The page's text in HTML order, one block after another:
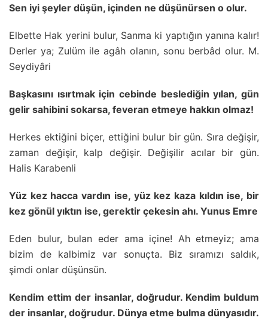
Sen iyi şeyler düşün, içinden ne düşünürsen o olur.
Elbette Hak yerini bulur, Sanma ki yaptığın yanına kalır!
Derler ya; Zulüm ile agâh olanın, sonu berbâd olur. M.
Seydiyâri
Başkasını ısırtmak için cebinde beslediğin yılan, gün
gelir sahibini sokarsa, feveran etmeye hakkın olmaz!
Herkes ektiğini biçer, ettiğini bulur bir gün. Sıra değişir,
zaman değişir, kalp değişir. Değişilir acılar bir gün.
Halis Karabenli
Yüz kez hacca vardın ise, yüz kez kaza kıldın ise, bir
kez gönül yıktın ise, gerektir çekesin ahı. Yunus Emre
Eden bulur, bulan eder ama içine! Ah etmeyiz; ama
bizim de kalbimiz var sonuçta. Biz sıramızı saldık,
şimdi onlar düşünsün.
Kendim ettim der insanlar, doğrudur. Kendim buldum
der insanlar, doğrudur. Dünya etme bulma dünyasıdır.